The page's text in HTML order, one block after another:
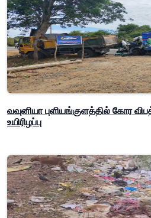
வவுனியா புளியங்குளத்தில் கோர
உயிரிழப்பு